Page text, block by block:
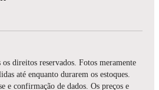
direitos reservados. Fotos meramente
até enquanto durarem os estoques.
e confirmação de dados. Os preços e